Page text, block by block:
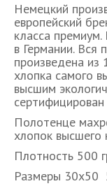
Немецкий
европейский
класса
в Германии. Вся
произведена из
хлопка самого
высшим
Полотенце
хлопок высшего
Плотность 500
Размеры